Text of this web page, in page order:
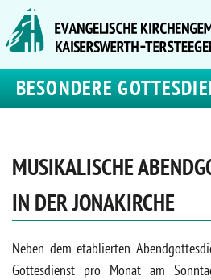
BESONDERE
MUSIKALISCHE
IN DER JONAKIRCHE
Neben dem etablierten
Gottesdienst pro Monat am